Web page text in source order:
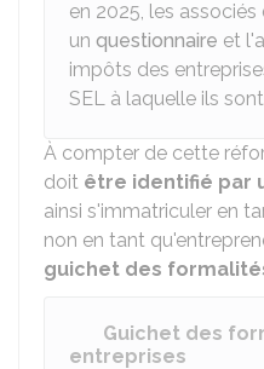
en 2025, les
un questionnaire et
impôts des
SEL à laquelle ils
À compter de cette
doit être identifié par
ainsi s'immatriculer en
non en tant
guichet des
Guichet des
entreprises